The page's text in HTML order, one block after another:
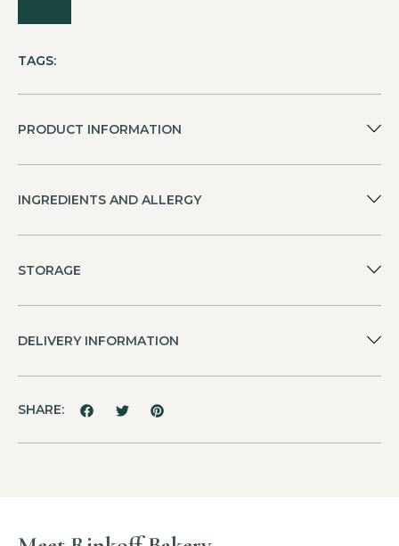
TAGS:
PRODUCT INFORMATION
INGREDIENTS AND ALLERGY
STORAGE
DELIVERY INFORMATION
SHARE: